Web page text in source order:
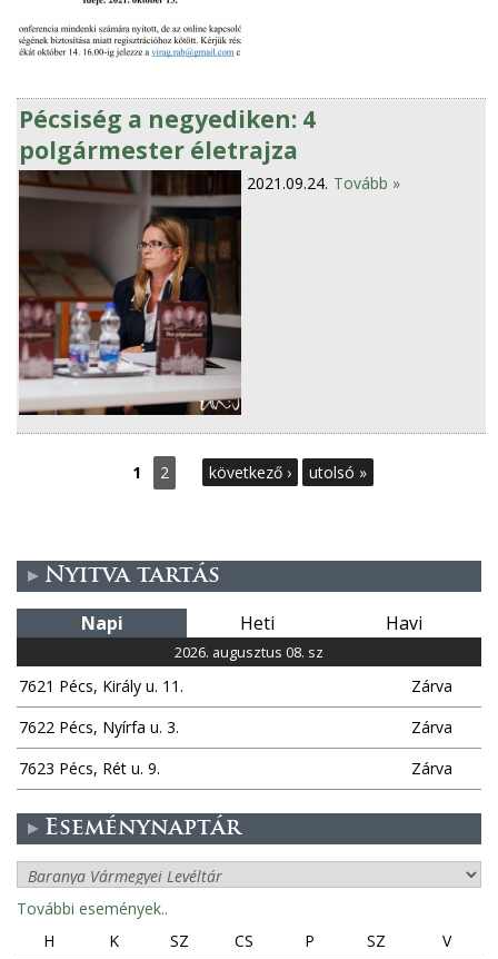
Pécsiség a negyediken: 4
polgármester életrajza
2021.09.24. Tovább »
a
l
a
k
1 2 következő › utolsó »
Nyitva tartás
Napi Heti Havi
2026. augusztus 08. sz
7621 Pécs, Király u. 11.
Zárva
7622 Pécs, Nyírfa u. 3.
Zárva
7623 Pécs, Rét u. 9.
Zárva
Eseménynaptár
További események..
H
K SZ CS P SZ
V